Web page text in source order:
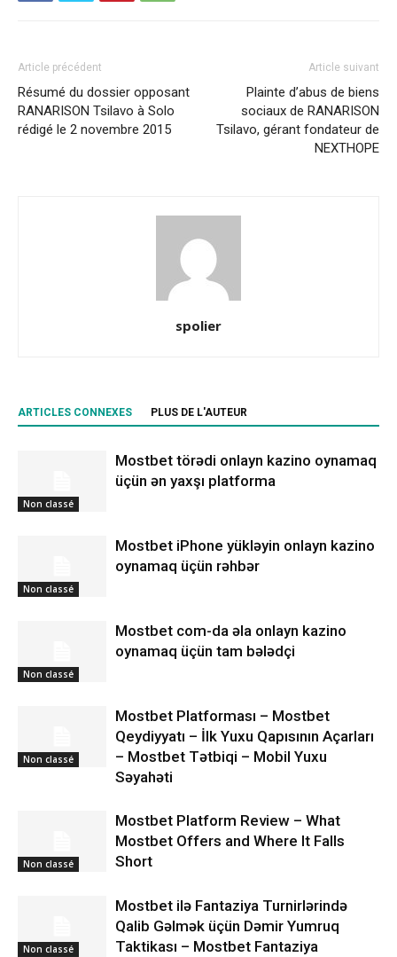
Article précédent
Résumé du dossier opposant
RANARISON Tsilavo à Solo
rédigé le 2 novembre 2015
Article suivant
Plainte d’abus de biens
sociaux de RANARISON
Tsilavo, gérant fondateur de
NEXTHOPE
spolier
ARTICLES CONNEXES PLUS DE L'AUTEUR
Non classé
Mostbet törədi onlayn kazino oynamaq
üçün ən yaxşı platforma
Non classé
Mostbet iPhone yükləyin onlayn kazino
oynamaq üçün rəhbər
Non classé
Mostbet com-da əla onlayn kazino
oynamaq üçün tam bələdçi
Non classé
Mostbet Platforması – Mostbet
Qeydiyyatı – İlk Yuxu Qapısının Açarları
– Mostbet Tətbiqi – Mobil Yuxu
Səyahəti
Non classé
Mostbet Platform Review – What
Mostbet Offers and Where It Falls
Short
Non classé
Mostbet ilə Fantaziya Turnirlərində
Qalib Gəlmək üçün Dəmir Yumruq
Taktikası – Mostbet Fantaziya